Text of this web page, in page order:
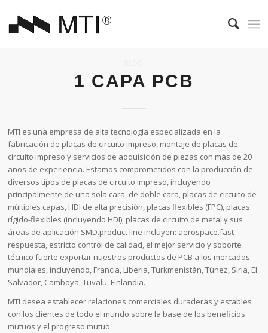
1 CAPA PCB
MTI es una empresa de alta tecnología especializada en la
fabricación de placas de circuito impreso, montaje de placas de
circuito impreso y servicios de adquisición de piezas con más de 20
años de experiencia. Estamos comprometidos con la producción de
diversos tipos de placas de circuito impreso, incluyendo
principalmente de una sola cara, de doble cara, placas de circuito de
múltiples capas, HDI de alta precisión, placas flexibles (FPC), placas
rígido-flexibles (incluyendo HDI), placas de circuito de metal y sus
áreas de aplicación SMD.product line incluyen: aerospace.fast
respuesta, estricto control de calidad, el mejor servicio y soporte
técnico fuerte exportar nuestros productos de PCB a los mercados
mundiales, incluyendo, Francia, Liberia, Turkmenistán, Túnez, Siria, El
Salvador, Camboya, Tuvalu, Finlandia.
MTI desea establecer relaciones comerciales duraderas y estables
con los clientes de todo el mundo sobre la base de los beneficios
mutuos y el progreso mutuo.